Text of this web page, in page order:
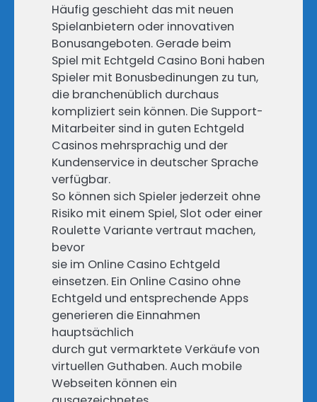
Häufig geschieht das mit neuen
Spielanbietern oder innovativen
Bonusangeboten. Gerade beim
Spiel mit Echtgeld Casino Boni haben
Spieler mit Bonusbedinungen zu tun,
die branchenüblich durchaus
kompliziert sein können. Die Support-
Mitarbeiter sind in guten Echtgeld
Casinos mehrsprachig und der
Kundenservice in deutscher Sprache
verfügbar.
So können sich Spieler jederzeit ohne
Risiko mit einem Spiel, Slot oder einer
Roulette Variante vertraut machen,
bevor
sie im Online Casino Echtgeld
einsetzen. Ein Online Casino ohne
Echtgeld und entsprechende Apps
generieren die Einnahmen
hauptsächlich
durch gut vermarktete Verkäufe von
virtuellen Guthaben. Auch mobile
Webseiten können ein